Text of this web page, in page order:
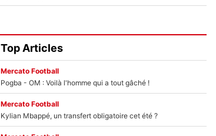
Top Articles
Mercato Football
Pogba - OM : Voilà l'homme qui a tout gâché !
Mercato Football
Kylian Mbappé, un transfert obligatoire cet été ?